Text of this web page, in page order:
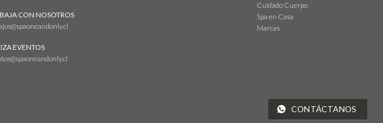
CON NOSOTROS
EVENTOS
Cuidado Cuerpo
Spa en Casa
Marcas
CONTÁCTANOS